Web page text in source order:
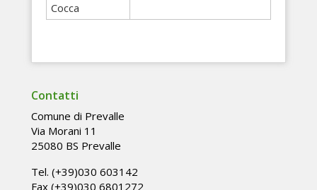
Cocca
Contatti
Comune di Prevalle
Via Morani 11
25080 BS Prevalle
Tel. (+39)030 603142
Fax (+39)030 6801272